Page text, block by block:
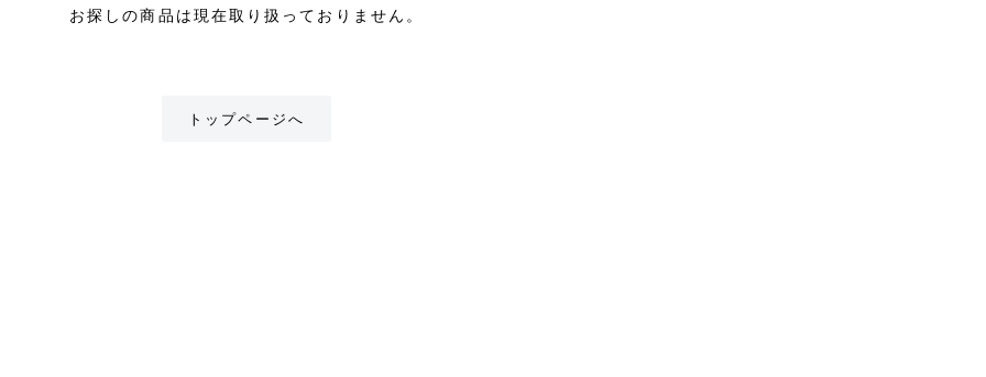
お探しの商品は現在取り扱っておりません。
トップページへ